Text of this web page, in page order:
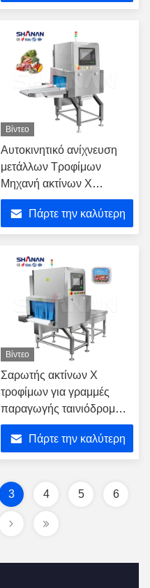
Βίντεο
Αυτοκινητικό ανίχνευση
μετάλλων Τροφίμων
Μηχανή ακτίνων Χ
Βιομηχανική Επιθεώρηση
Μηχανή Απομάκρυνση
Ασφάλειας Αρνητική για
Πάρτε την καλύτερη
Βίντεο
Σαρωτής ακτίνων Χ
τροφίμων για γραμμές
παραγωγής ταινιόδρομων
με ανίχνευση ελαττωμάτων
με τεχνολογία AI
Πάρτε την καλύτερη
3 4 5 6